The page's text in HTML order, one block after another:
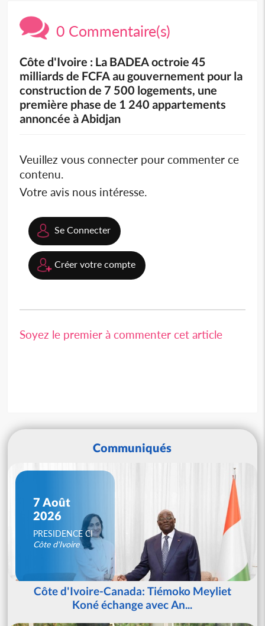
0 Commentaire(s)
Côte d'Ivoire : La BADEA octroie 45
milliards de FCFA au gouvernement pour la
construction de 7 500 logements, une
première phase de 1 240 appartements
annoncée à Abidjan
Veuillez vous connecter pour commenter ce
contenu.
Votre avis nous intéresse.
Se Connecter
Créer votre compte
Soyez le premier à commenter cet article
Communiqués
7 Août
2026
PRESIDENCE CI
Côte d'Ivoire
Côte d'Ivoire-Canada: Tiémoko Meyliet
Koné échange avec An...